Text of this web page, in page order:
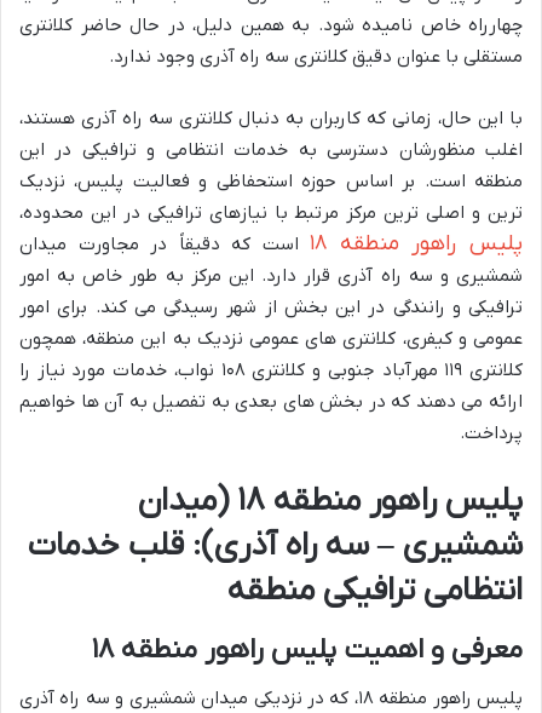
چهارراه خاص نامیده شود. به همین دلیل، در حال حاضر کلانتری
مستقلی با عنوان دقیق کلانتری سه راه آذری وجود ندارد.
با این حال، زمانی که کاربران به دنبال کلانتری سه راه آذری هستند،
اغلب منظورشان دسترسی به خدمات انتظامی و ترافیکی در این
منطقه است. بر اساس حوزه استحفاظی و فعالیت پلیس، نزدیک
ترین و اصلی ترین مرکز مرتبط با نیازهای ترافیکی در این محدوده،
پلیس راهور منطقه ۱۸
است که دقیقاً در مجاورت میدان
شمشیری و سه راه آذری قرار دارد. این مرکز به طور خاص به امور
ترافیکی و رانندگی در این بخش از شهر رسیدگی می کند. برای امور
عمومی و کیفری، کلانتری های عمومی نزدیک به این منطقه، همچون
کلانتری ۱۱۹ مهرآباد جنوبی و کلانتری ۱۰۸ نواب، خدمات مورد نیاز را
ارائه می دهند که در بخش های بعدی به تفصیل به آن ها خواهیم
پرداخت.
پلیس راهور منطقه ۱۸ (میدان
شمشیری – سه راه آذری): قلب خدمات
انتظامی ترافیکی منطقه
معرفی و اهمیت پلیس راهور منطقه ۱۸
پلیس راهور منطقه ۱۸، که در نزدیکی میدان شمشیری و سه راه آذری